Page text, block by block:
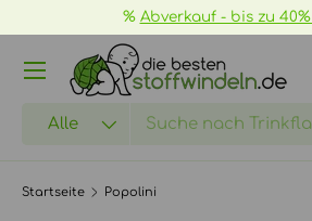
DIREKT ZUM INHALT
GRATIS Versand ab 70€ ->
Suchen
Alle
Startseite Popolini